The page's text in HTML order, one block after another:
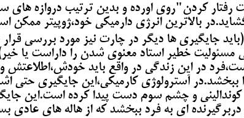
کردن"روی اورده و بدین ترتیب دروازه های
بالاترین انرژی دارمیکی خود،ژوپیتر ممکن
جایگیری ها دیگر در چارت نیز مورد بررسی
مسئولیت خطیر استاد معنوی شدن را داراست یا
در این زندگی در واقع باید خودش،اطلاعتش و
ببخشد.در آسترولوژی کارمیکی،این جایگیری حتی
کوندالینی و چشم سوم دست پیدا کرده است.این
دربرگیرنده ای به فرد ببخشد که از هاله های عادی